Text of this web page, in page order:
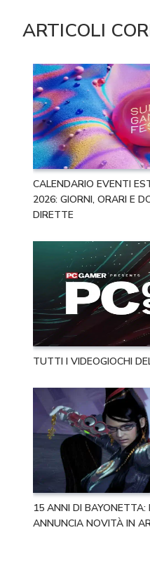
ARTICOLI
CALENDARIO EVENTI
2026: GIORNI, ORARI E
DIRETTE
TUTTI I VIDEOGIOCHI
15 ANNI DI BAYONETTA:
ANNUNCIA NOVITÀ IN